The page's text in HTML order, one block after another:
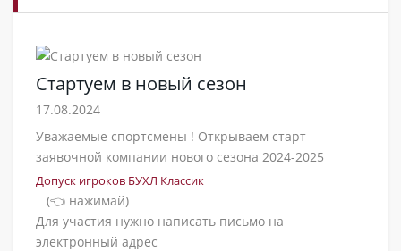
Стартуем в новый сезон
17.08.2024
Уважаемые спортсмены ! Открываем старт
заявочной компании нового сезона 2024-2025
Допуск игроков БУХЛ Классик
(👈 нажимай)
Для участия нужно написать письмо на
электронный адрес